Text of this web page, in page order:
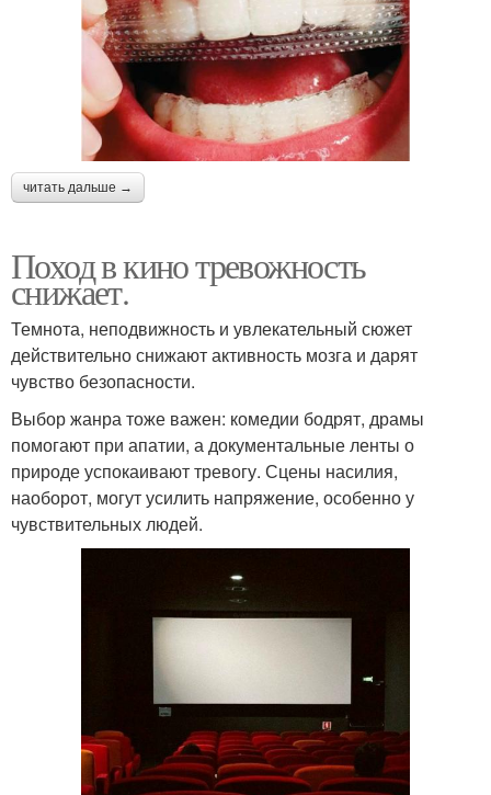
читать дальше →
Поход в кино тревожность
снижает.
Темнота, неподвижность и увлекательный сюжет
действительно снижают активность мозга и дарят
чувство безопасности.
Выбор жанра тоже важен: комедии бодрят, драмы
помогают при апатии, а документальные ленты о
природе успокаивают тревогу. Сцены насилия,
наоборот, могут усилить напряжение, особенно у
чувствительных людей.